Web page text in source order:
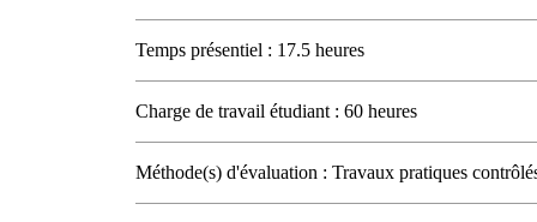
Temps présentiel : 17.5 heures
Charge de travail étudiant : 60 heures
Méthode(s) d'évaluation : Travaux pratiques